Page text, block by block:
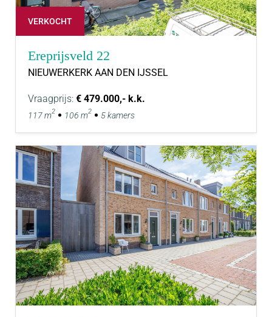
VERKOCHT
Ereprijsveld 22
NIEUWERKERK AAN DEN IJSSEL
Vraagprijs: € 479.000,- k.k.
117 m2 106 m2 5 kamers